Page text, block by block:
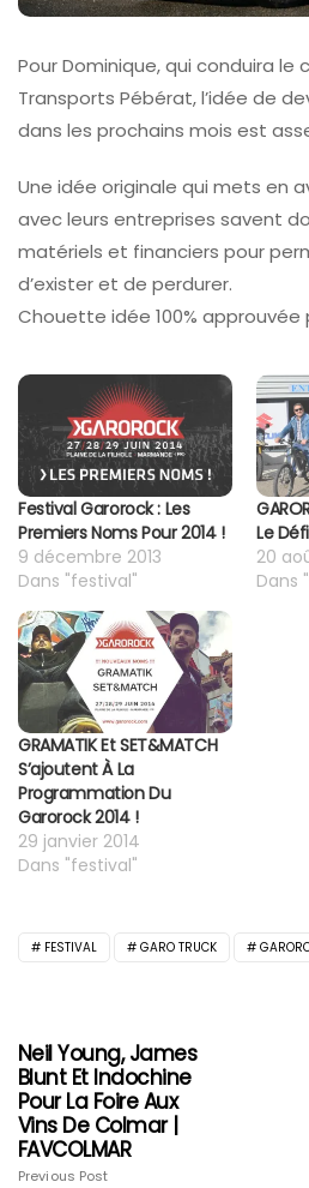
Pour Dominique, qui conduira le
Transports Pébérat, l’idée de
dans les prochains mois est
Une idée originale qui mets en
avec leurs entreprises savent
matériels et financiers pour
d’exister et de perdurer.
Chouette idée 100% approuvée
Festival Garorock : Les
Premiers Noms Pour 2014 !
9 décembre 2013
Dans "festival"
Le
20
Dans
GRAMATIK Et SET&MATCH
S’ajoutent À La
Programmation Du
Garorock 2014 !
29 janvier 2014
Dans "festival"
FESTIVAL GARO TRUCK
Neil Young, James
Blunt Et Indochine
Pour La Foire Aux
Vins De Colmar |
FAVCOLMAR
Previous Post